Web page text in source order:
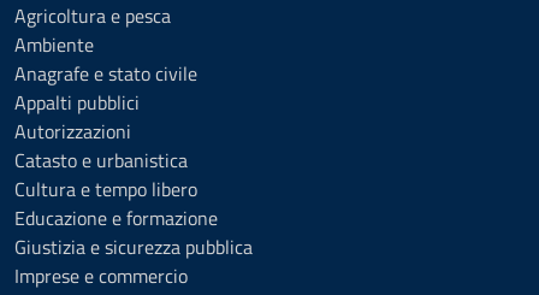
Agricoltura e pesca
Ambiente
Anagrafe e stato civile
Appalti pubblici
Autorizzazioni
Catasto e urbanistica
Cultura e tempo libero
Educazione e formazione
Giustizia e sicurezza pubblica
Imprese e commercio